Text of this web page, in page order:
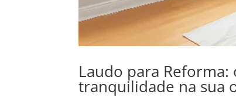
Laudo para
tranquilidade na sua